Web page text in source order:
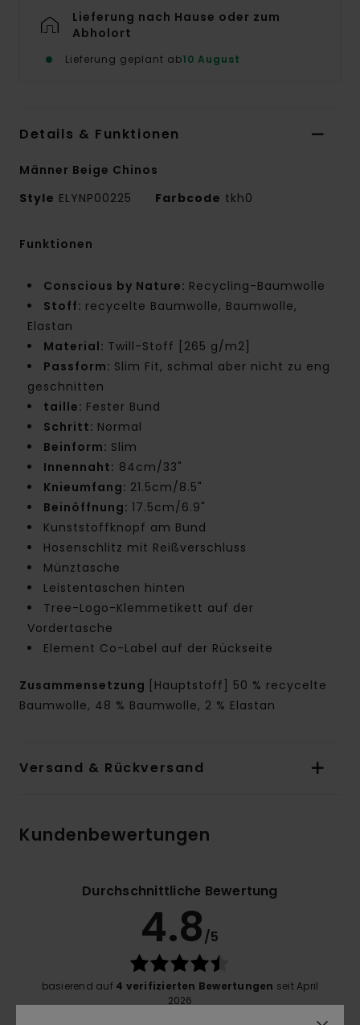
Lieferung nach Hause oder zum
Abholort
Lieferung geplant ab10 August
Details & Funktionen
Männer Beige Chinos
Style ELYNP00225 Farbcode tkh0
Funktionen
Conscious by Nature: Recycling-Baumwolle
Stoff: recycelte Baumwolle, Baumwolle,
Elastan
Material: Twill-Stoff [265 g/m2]
Passform: Slim Fit, schmal aber nicht zu eng
geschnitten
taille: Fester Bund
Schritt: Normal
Beinform: Slim
Innennaht: 84cm/33"
Knieumfang: 21.5cm/8.5"
Beinöffnung: 17.5cm/6.9"
Kunststoffknopf am Bund
Hosenschlitz mit Reißverschluss
Münztasche
Leistentaschen hinten
Tree-Logo-Klemmetikett auf der
Vordertasche
Element Co-Label auf der Rückseite
Zusammensetzung
[Hauptstoff] 50 % recycelte
Baumwolle, 48 % Baumwolle, 2 % Elastan
Versand & Rückversand
Kundenbewertungen
Durchschnittliche Bewertung
4.8/5
basierend auf 4 verifizierten Bewertungen seit April
2026